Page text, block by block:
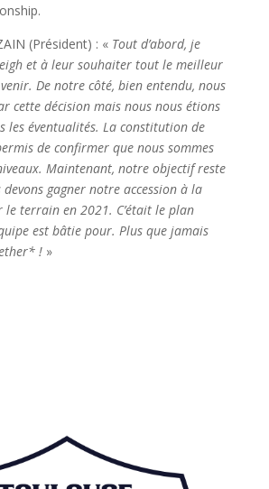
(Président) : « Tout d’abord, je
et à leur souhaiter tout le meilleur
De notre côté, bien entendu, nous
cette décision mais nous nous étions
les éventualités. La constitution de
de confirmer que nous sommes
Maintenant, notre objectif reste
gagner notre accession à la
le terrain en 2021. C’était le plan
est bâtie pour. Plus que jamais
!»